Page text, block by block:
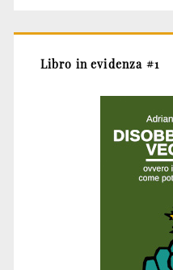
Libro in evidenza #1